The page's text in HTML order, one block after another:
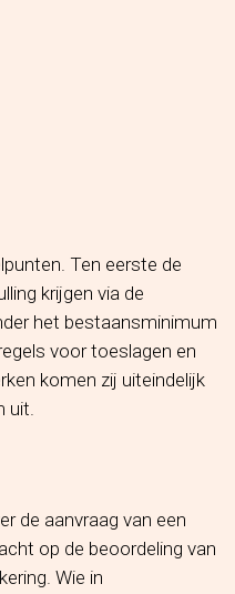
Ten eerste de
krijgen via de
het bestaansminimum
voor toeslagen en
komen zij uiteindelijk
uit.
de aanvraag van een
op de beoordeling van
Wie in